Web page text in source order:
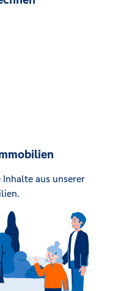
Inhalte aus unserer